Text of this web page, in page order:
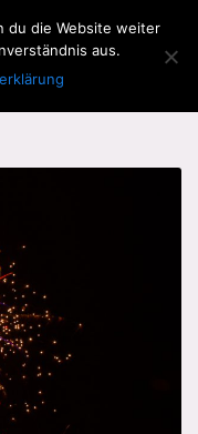
du die Website weiter
aus.